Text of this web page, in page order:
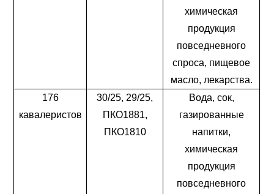
химическая
продукция
повседневного
спроса, пищевое
масло, лекарства.
176
кавалеристов
30/25, 29/25,
ПКО1881,
ПКО1810
Вода, сок,
газированные
напитки,
химическая
продукция
повседневного